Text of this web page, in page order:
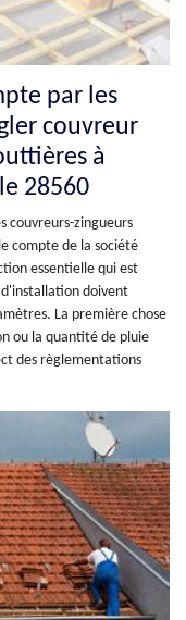
par les
couvreur
à
28560
couvreurs-zingueurs
compte de la société
essentielle qui est
doivent
La première chose
ou la quantité de pluie
des règlementations